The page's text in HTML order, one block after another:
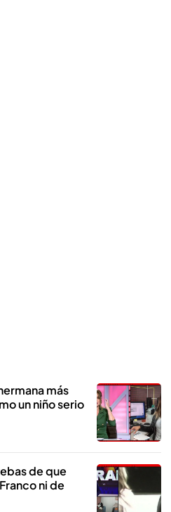
más
un niño serio
de que
ni de